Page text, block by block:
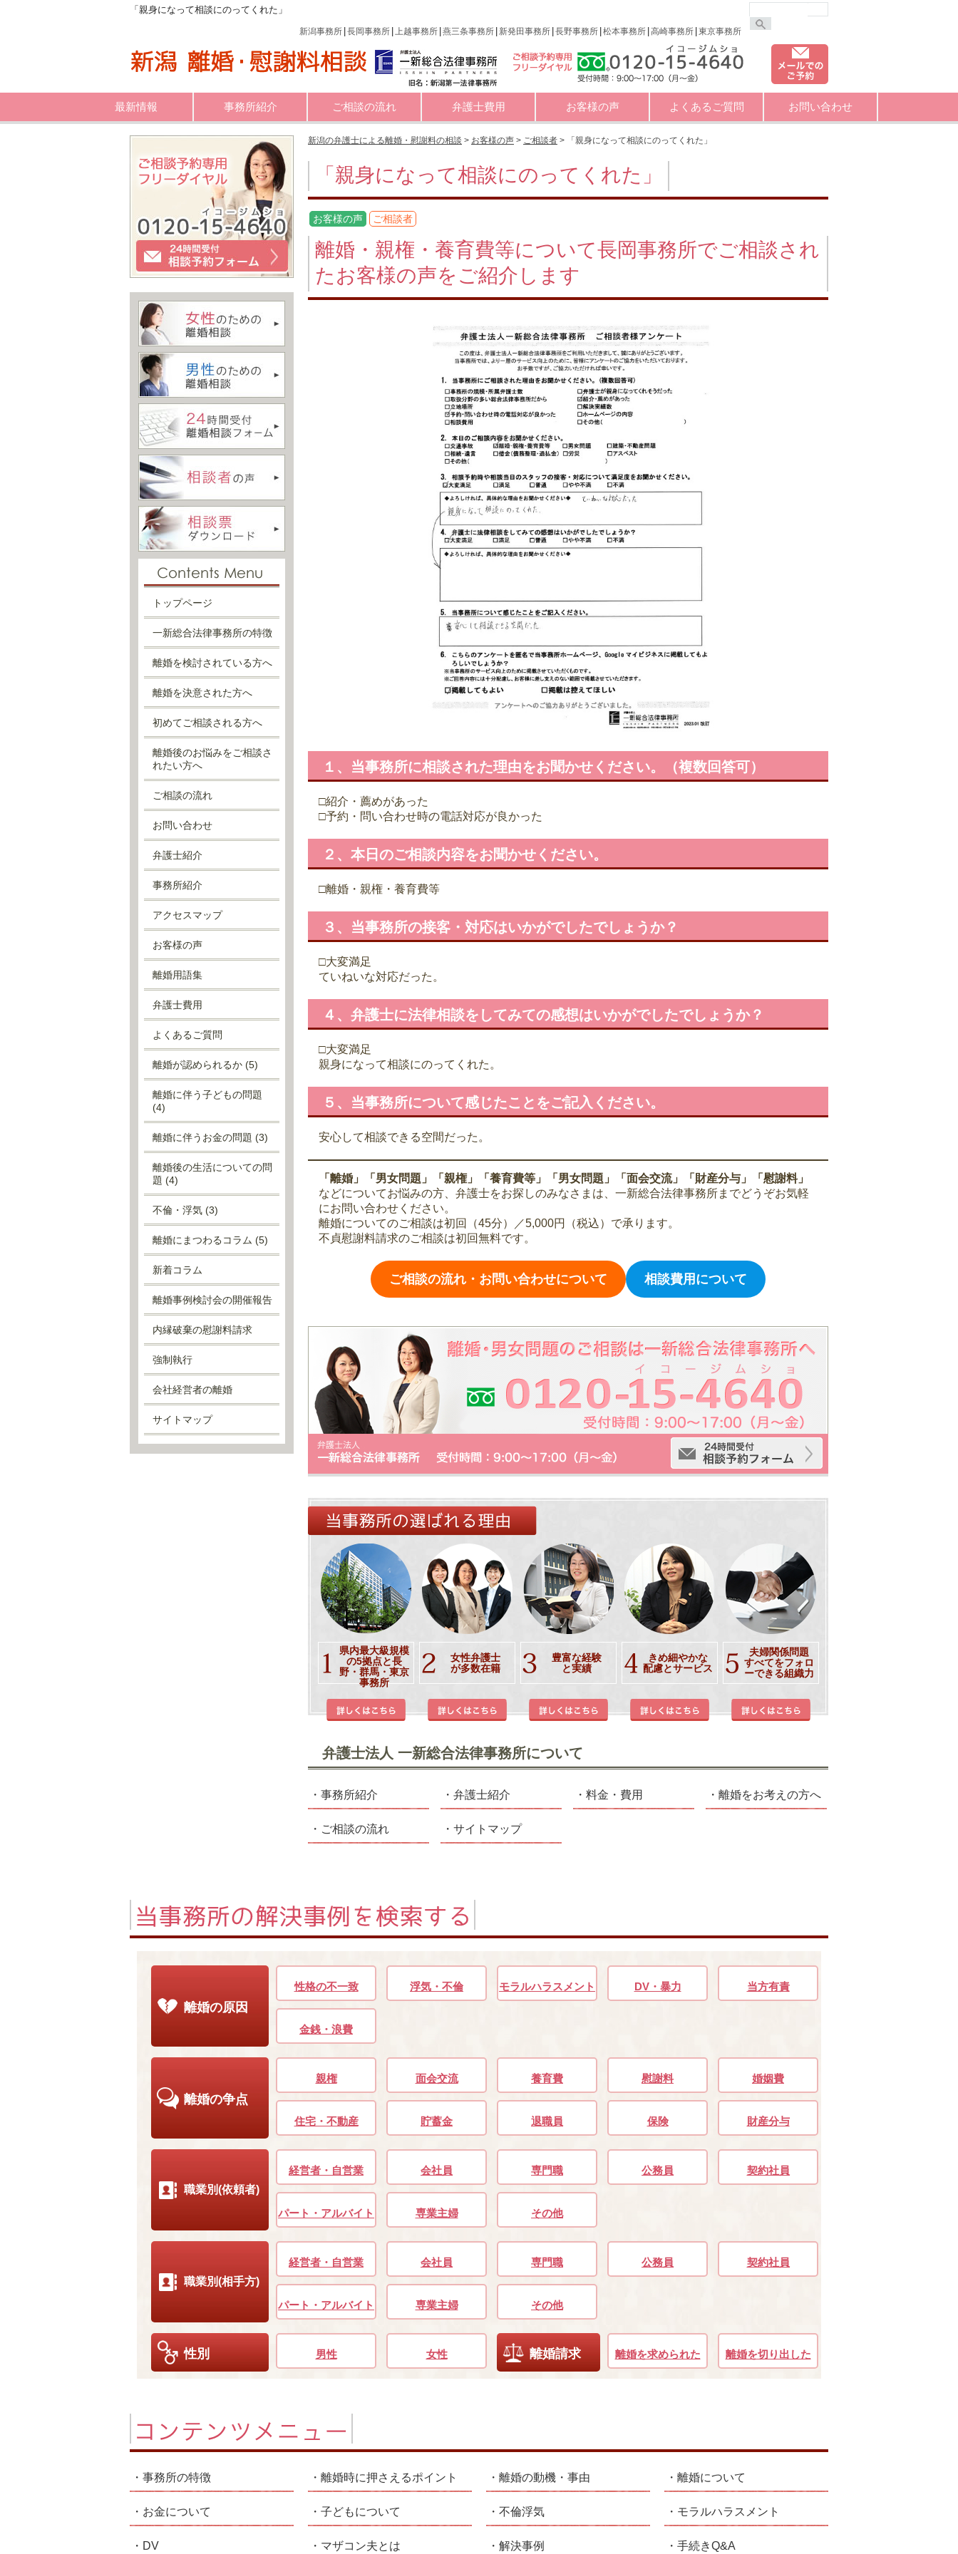
「親身になって相談にのってくれた」
新潟事務所 長岡事務所 上越事務所 燕三条事務所 新発田事務所 長野事務所 松本事務所 高崎事務所 東京事務所
最新情報 事務所紹介 ご相談の流れ 弁護士費用 お客様の声 よくあるご質問 お問い合わせ
新潟の弁護士による離婚・慰謝料の相談 > お客様の声 > ご相談者 > 「親身になって相談にのってくれた」
「親身になって相談にのってくれた」
お客様の声 ご相談者
離婚・親権・養育費等について長岡事務所でご相談され
たお客様の声をご紹介します
１、当事務所に相談された理由をお聞かせください。（複数回答可）
□紹介・薦めがあった
□予約・問い合わせ時の電話対応が良かった
２、本日のご相談内容をお聞かせください。
□離婚・親権・養育費等
３、当事務所の接客・対応はいかがでしたでしょうか？
□大変満足
ていねいな対応だった。
４、弁護士に法律相談をしてみての感想はいかがでしたでしょうか？
□大変満足
親身になって相談にのってくれた。
５、当事務所について感じたことをご記入ください。
安心して相談できる空間だった。
「離婚」「男女問題」「親権」「養育費等」「男女問題」「面会交流」「財産分与」「慰謝料」
などについてお悩みの方、弁護士をお探しのみなさまは、一新総合法律事務所までどうぞお気軽
にお問い合わせください。
離婚についてのご相談は初回（45分）／5,000円（税込）で承ります。
不貞慰謝料請求のご相談は初回無料です。
ご相談の流れ・お問い合わせについて 相談費用について
県内最大級規模
の5拠点と長
野・群馬・東京
事務所
女性弁護士
が多数在籍
豊富な経験
と実績
きめ細やかな
配慮とサービス
夫婦関係問題
すべてをフォロ
ーできる組織力
弁護士法人 一新総合法律事務所について
事務所紹介 弁護士紹介 料金・費用 離婚をお考えの方へ
ご相談の流れ サイトマップ
トップページ
一新総合法律事務所の特徴
離婚を検討されている方へ
離婚を決意された方へ
初めてご相談される方へ
離婚後のお悩みをご相談さ
れたい方へ
ご相談の流れ
お問い合わせ
弁護士紹介
事務所紹介
アクセスマップ
お客様の声
離婚用語集
弁護士費用
よくあるご質問
離婚が認められるか (5)
離婚に伴う子どもの問題
(4)
離婚に伴うお金の問題 (3)
離婚後の生活についての問
題 (4)
不倫・浮気 (3)
離婚にまつわるコラム (5)
新着コラム
離婚事例検討会の開催報告
内縁破棄の慰謝料請求
強制執行
会社経営者の離婚
サイトマップ
離婚の原因
性格の不一致 浮気・不倫 モラルハラスメント DV・暴力 当方有責
金銭・浪費
離婚の争点
親権 面会交流 養育費 慰謝料 婚姻費
住宅・不動産 貯蓄金 退職員 保険 財産分与
職業別(依頼者)
経営者・自営業 会社員 専門職 公務員 契約社員
パート・アルバイト 専業主婦 その他
職業別(相手方)
経営者・自営業 会社員 専門職 公務員 契約社員
パート・アルバイト 専業主婦 その他
性別 男性 女性 離婚請求 離婚を求められた 離婚を切り出した
事務所の特徴 離婚時に押さえるポイント 離婚の動機・事由 離婚について
お金について 子どもについて 不倫浮気 モラルハラスメント
DV マザコン夫とは 解決事例 手続きQ&A